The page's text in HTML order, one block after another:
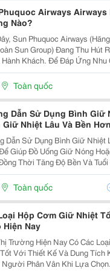
Airways Airways
Nào?
Sun Phuquoc Airways
Sun Group) Đang Thu Hút
Hành Khách. Để Đáp Ứng Nhu
Hãng Đang Liên Tục Mở
Trực Tiếp Phú Quốc Với
Toàn quốc
Dẫn Sử Dụng Bình Giữ
Giữ Nhiệt Lâu Và Bền Hơn
Dẫn Sử Dụng Bình Giữ Nhiệt
Giúp Đồ Uống Giữ Nóng
Thời Tăng Độ Bền Và Tuổi
Trong Bài Viết Này, Cozycup
Trước Khi Sử Dụng, Cách
Toàn quốc
Hộp Cơm Giữ Nhiệt
Hiện Nay
Trường Hiện Nay Có Các
Với Thiết Kế Và Dung Tích
Người Phân Vân Khi Lựa